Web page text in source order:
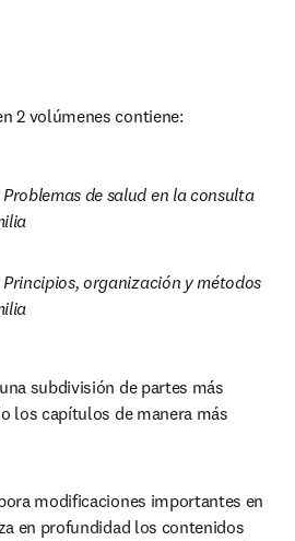
2 volúmenes contiene:
de salud en la consulta
organización y métodos
subdivisión de partes más
los capítulos de manera más
modificaciones importantes en
en profundidad los contenidos